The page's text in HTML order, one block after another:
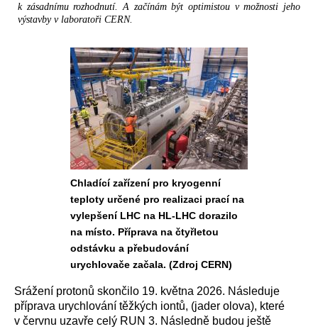
k zásadnímu rozhodnutí. A začínám být optimistou v možnosti jeho
výstavby v laboratoři CERN.
Chladící zařízení pro kryogenní
teploty určené pro realizaci prací na
vylepšení LHC na HL-LHC dorazilo
na místo. Příprava na čtyřletou
odstávku a přebudování
urychlovače začala. (Zdroj CERN)
Srážení protonů skončilo 19. května 2026. Následuje
příprava urychlování těžkých iontů, (jader olova), které
v červnu uzavře celý RUN 3. Následně budou ještě